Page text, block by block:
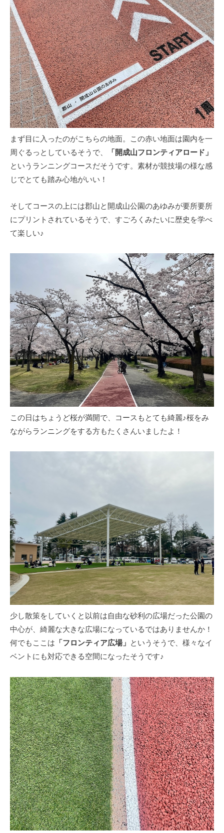
まず目に入ったのがこちらの地面。この赤い地面は園内を一
周ぐるっとしているそうで、
「開成山フロンティアロード」
というランニングコースだそうです。素材が競技場の様な感
じでとても踏み心地がいい！
そしてコースの上には郡山と開成山公園のあゆみが要所要所
にプリントされているそうで、すごろくみたいに歴史を学べ
て楽しい♪
この日はちょうど桜が満開で、コースもとても綺麗♪桜をみ
ながらランニングをする方もたくさんいましたよ！
少し散策をしていくと以前は自由な砂利の広場だった公園の
中心が、綺麗な大きな広場になっているではありませんか！
何でもここは 「フロンティア広場」 というそうで、様々なイ
ベントにも対応できる空間になったそうです♪